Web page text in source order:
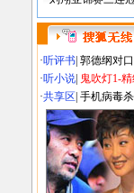
·听评书 郭德纲对
·听小说 鬼吹灯1-
·共享区 手机病毒